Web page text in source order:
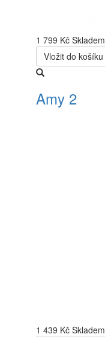
1 799 Kč Skladem
Vložit do košíku
Amy 2
1 439 Kč Skladem